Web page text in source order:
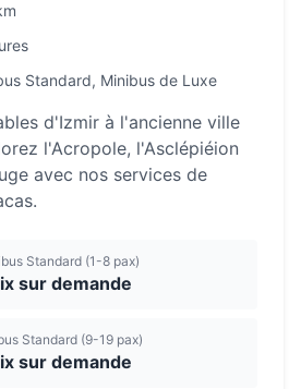
Standard, Minibus de Luxe
d'Izmir à l'ancienne ville
l'Acropole, l'Asclépiéion
avec nos services de
Standard (1-8 pax)
sur demande
Standard (9-19 pax)
sur demande